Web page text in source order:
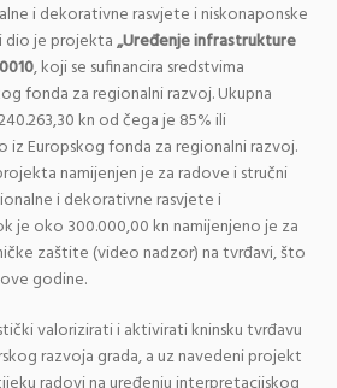
i dekorativne rasvjete i niskonaponske
dio je projekta„Uređenje infrastrukture
, koji se sufinancira sredstvima
fonda za regionalni razvoj. Ukupna
kn od čega je 85% ili
iz Europskog fonda za regionalni razvoj.
namijenjen je za radove i stručni
i dekorativne rasvjete i
je oko 300.000,00 kn namijenjeno je za
zaštite (video nadzor) na tvrđavi, što
godine.
valorizirati i aktivirati kninsku tvrđavu
razvoja grada, a uz navedeni projekt